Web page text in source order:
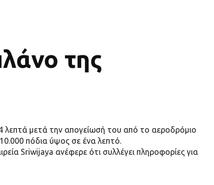
της
λεπτά μετά την απογείωσή του από το αεροδρόμιο
πόδια ύψος σε ένα λεπτό.
Sriwijaya ανέφερε ότι συλλέγει πληροφορίες για